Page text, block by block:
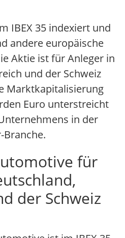
IBEX 35 indexiert und
andere europäische
Aktie ist für Anleger in
und der Schweiz
Marktkapitalisierung
Euro unterstreicht
in der
für
der Schweiz